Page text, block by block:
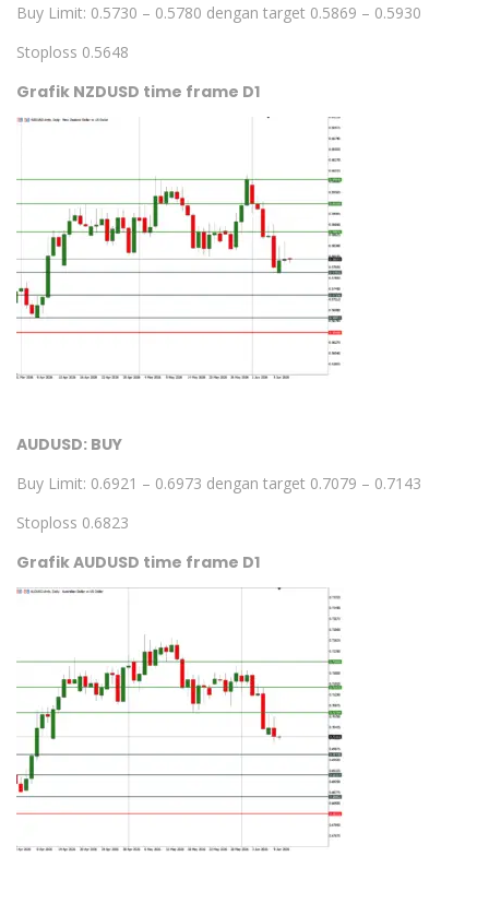
Buy Limit: 0.5730 – 0.5780 dengan target 0.5869 – 0.5930
Stoploss 0.5648
Grafik NZDUSD time frame D1
AUDUSD: BUY
Buy Limit: 0.6921 – 0.6973 dengan target 0.7079 – 0.7143
Stoploss 0.6823
Grafik AUDUSD time frame D1